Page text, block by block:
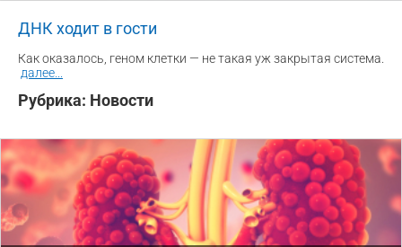
ДНК ходит в гости
Как оказалось, геном клетки — не такая уж закрытая система.
далее
Рубрика: Новости